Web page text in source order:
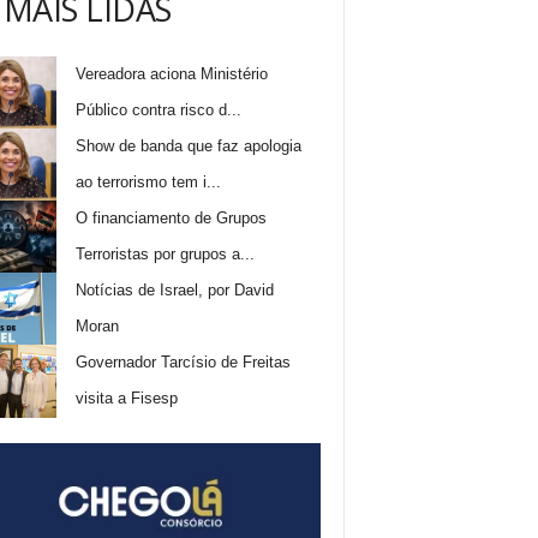
LIDAS
Vereadora aciona Ministério
Público contra risco d...
Show de banda que faz apologia
ao terrorismo tem i...
O financiamento de Grupos
Terroristas por grupos a...
Notícias de Israel, por David
Moran
Governador Tarcísio de Freitas
visita a Fisesp